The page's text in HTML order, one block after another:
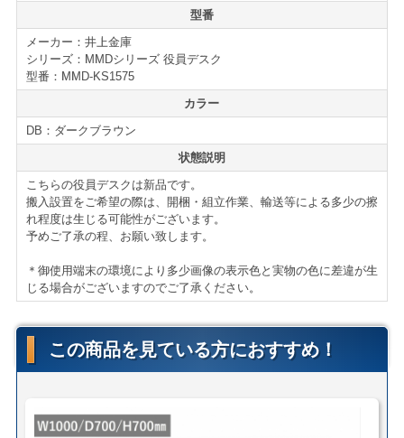
役員デスク、書斎机の導入、買い替えの際には是非ご検
討下さい。
仕様・機能
■片袖タイプ
■背面コード収納
■カギ２本付
＊サイズ・型番等の詳細はページ下部に記載がございま
す。
【送料・配送について】
入可）
す。
型番
メーカー：井上金庫
シリーズ：MMDシリーズ 役員デスク
型番：MMD-KS1575
カラー
DB：ダークブラウン
状態説明
こちらの役員デスクは新品です。
搬入設置をご希望の際は、開梱・組立作業、輸送等による多少の擦
れ程度は生じる可能性がございます。
予めご了承の程、お願い致します。
＊御使用端末の環境により多少画像の表示色と実物の色に差違が生
じる場合がございますのでご了承ください。
この商品を見ている方におすすめ！